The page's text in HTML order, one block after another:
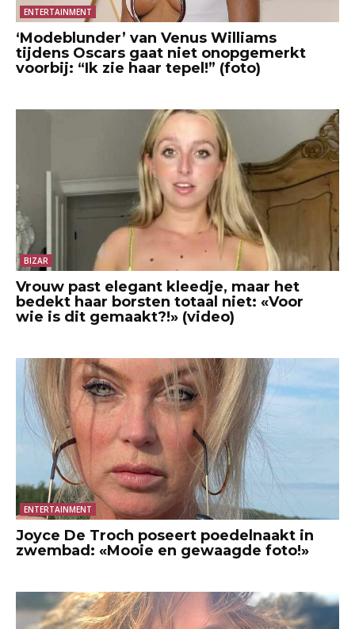
ENTERTAINMENT
‘Modeblunder’ van Venus Williams
tijdens Oscars gaat niet onopgemerkt
voorbij: “Ik zie haar tepel!” (foto)
BIZAR
Vrouw past elegant kleedje, maar het
bedekt haar borsten totaal niet: «Voor
wie is dit gemaakt?!» (video)
ENTERTAINMENT
Joyce De Troch poseert poedelnaakt in
zwembad: «Mooie en gewaagde foto!»